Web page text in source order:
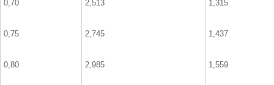
0,70 2,513 1,315
0,75 2,745 1,437
0,80 2,985 1,559